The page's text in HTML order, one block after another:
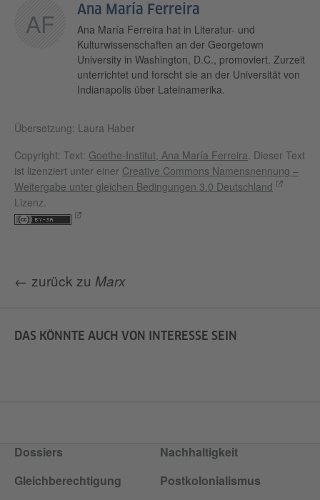
AF Ana María Ferreira
Ana María Ferreira hat in Literatur- und
Kulturwissenschaften an der Georgetown
University in Washington, D.C., promoviert. Zurzeit
unterrichtet und forscht sie an der Universität von
Indianapolis über Lateinamerika.
Übersetzung: Laura Haber
Copyright: Text: Goethe-Institut, Ana María Ferreira. Dieser Text
ist lizenziert unter einer Creative Commons Namensnennung –
Weitergabe unter gleichen Bedingungen 3.0 Deutschland
Lizenz.
← zurück zu Marx
DAS KÖNNTE AUCH VON INTERESSE SEIN
Dossiers
Nachhaltigkeit
Gleichberechtigung
Postkolonialismus